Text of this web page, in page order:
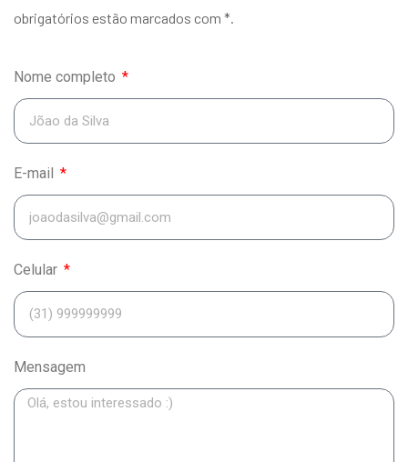
obrigatórios estão marcados com *.
Nome completo
E-mail
Celular
Mensagem